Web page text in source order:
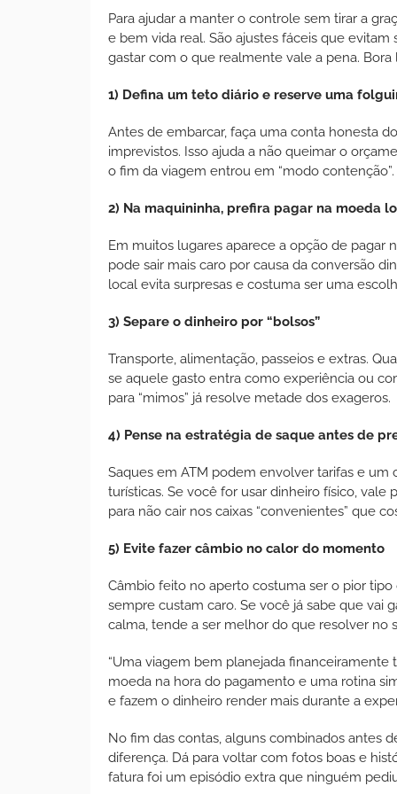
Para ajudar a manter o controle sem tirar a
e bem vida real. São ajustes fáceis que
gastar com o que realmente vale a pena. Bora
1) Defina um teto diário e reserve uma
Antes de embarcar, faça uma conta honesta
imprevistos. Isso ajuda a não queimar o
o fim da viagem entrou em “modo contenção”.
2) Na maquininha, prefira pagar na moeda
Em muitos lugares aparece a opção de pagar
pode sair mais caro por causa da conversão
local evita surpresas e costuma ser uma
3) Separe o dinheiro por “bolsos”
Transporte, alimentação, passeios e extras.
se aquele gasto entra como experiência ou
para “mimos” já resolve metade dos exageros.
4) Pense na estratégia de saque antes de
Saques em ATM podem envolver tarifas e
turísticas. Se você for usar dinheiro físico, vale
para não cair nos caixas “convenientes” que
5) Evite fazer câmbio no calor do momento
Câmbio feito no aperto costuma ser o pior
sempre custam caro. Se você já sabe que vai
calma, tende a ser melhor do que resolver no
“Uma viagem bem planejada financeiramente
moeda na hora do pagamento e uma rotina
e fazem o dinheiro render mais durante a
No fim das contas, alguns combinados antes
diferença. Dá para voltar com fotos boas e
fatura foi um episódio extra que ninguém